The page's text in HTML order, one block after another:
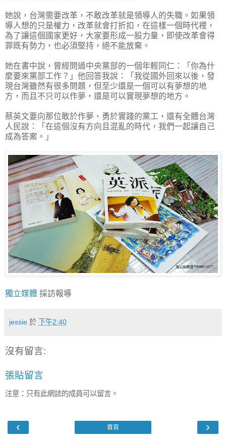
她說，台灣需要改革，不敢改革就是領導人的失職。如果領
導人想的只是權力，改革就會打折扣，在這樣一個時代裡，
為了讓這個國家更好，大家要形成一股力量，即使改革會得
罪既有勢力，也必須堅持，絕不能放棄。
她在書中說，曾經問過中央黨部的一個年輕同仁：「你為什
麼要來黨部工作？」他回答我說：「我從國外回來以後，發
現台灣雖然有很多問題，但至少還是一個可以有夢想的地
方，而且不只可以作夢，還是可以實現夢想的地方。
蔡英文要向那位敢於作夢、勇於實踐的黨工，還有全體台灣
人民說：「在這個沒有方向且混亂的時代，我們一起讓自己
成為答案。」
獨立媒體 採訪報導
jessie 於 下午2:40
沒有留言:
張貼留言
注意：只有此網誌的成員可以留言。
‹ ›
首頁